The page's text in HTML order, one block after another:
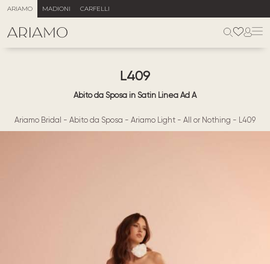
ARIAMO MADIONI CARFELLI
L409
Abito da Sposa in Satin Linea Ad A
Ariamo Bridal - Abito da Sposa - Ariamo Light - All or Nothing - L409